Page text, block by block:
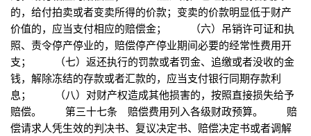
的，给付拍卖或者变卖所得的价款；变卖的价款明显低于财产
价值的，应当支付相应的赔偿金； （六）吊销许可证和执
照、责令停产停业的，赔偿停产停业期间必要的经常性费用开
支； （七）返还执行的罚款或者罚金、追缴或者没收的金
钱，解除冻结的存款或者汇款的，应当支付银行同期存款利
息； （八）对财产权造成其他损害的，按照直接损失给予
赔偿。 第三十七条 赔偿费用列入各级财政预算。 赔
偿请求人凭生效的判决书、复议决定书、赔偿决定书或者调解